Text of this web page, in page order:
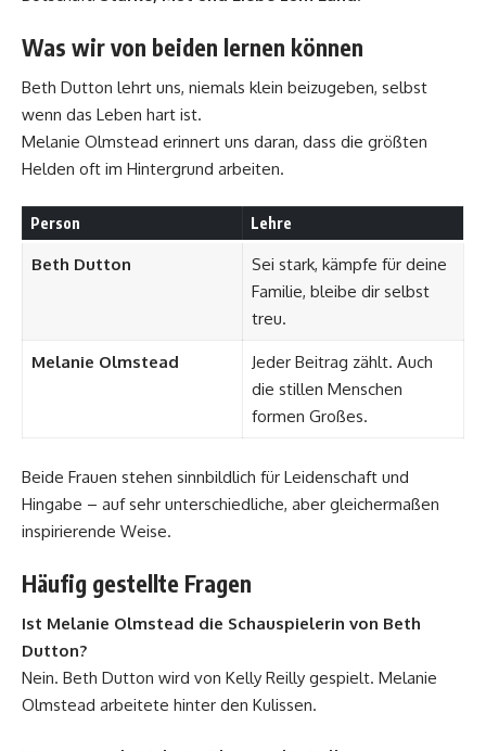
Was wir von beiden lernen können
Beth Dutton lehrt uns, niemals klein beizugeben, selbst
wenn das Leben hart ist.
Melanie Olmstead erinnert uns daran, dass die größten
Helden oft im Hintergrund arbeiten.
Person Lehre
Beth Dutton
Sei stark, kämpfe für deine
Familie, bleibe dir selbst
treu.
Melanie Olmstead
Jeder Beitrag zählt. Auch
die stillen Menschen
formen Großes.
Beide Frauen stehen sinnbildlich für Leidenschaft und
Hingabe – auf sehr unterschiedliche, aber gleichermaßen
inspirierende Weise.
Häufig gestellte Fragen
Ist Melanie Olmstead die Schauspielerin von Beth
Dutton?
Nein. Beth Dutton wird von Kelly Reilly gespielt. Melanie
Olmstead arbeitete hinter den Kulissen.